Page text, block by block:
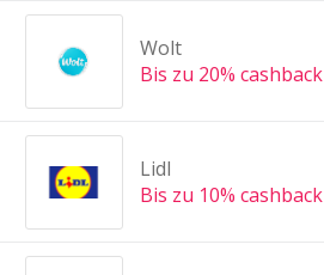
Wolt
Bis zu 20% cashback
Lidl
Bis zu 10% cashback